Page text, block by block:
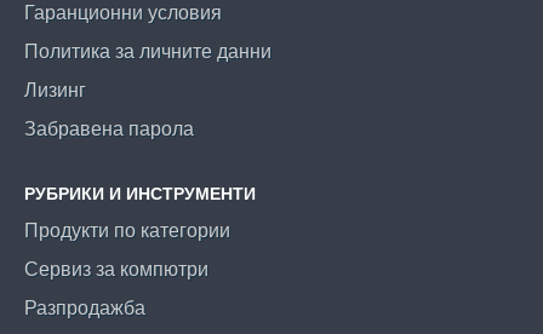
Гаранционни условия
Политика за личните данни
Лизинг
Забравена парола
РУБРИКИ И ИНСТРУМЕНТИ
Продукти по категории
Сервиз за компютри
Разпродажба